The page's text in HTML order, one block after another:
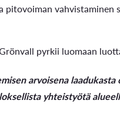
pitovoiman vahvistaminen
pyrkii luomaan
arvoisena
yhteistyötä